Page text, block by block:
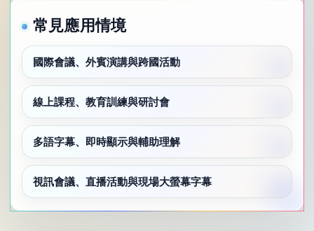
常見應用情境
國際會議、外賓演講與跨國活動
線上課程、教育訓練與研討會
多語字幕、即時顯示與輔助理解
視訊會議、直播活動與現場大螢幕字幕